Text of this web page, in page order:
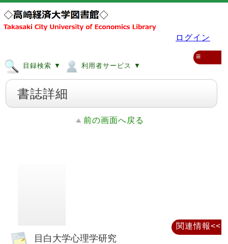
ログイン
目録検索 ▼ 利用者サービス ▼
≡
書誌詳細
前の画面へ戻る
目白大学心理学研究
関連情報<<